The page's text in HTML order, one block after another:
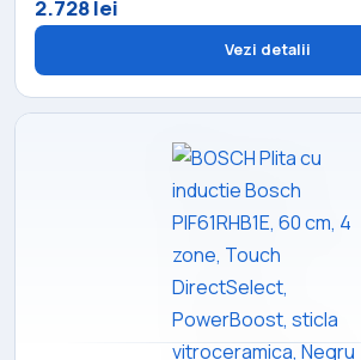
2.728 lei
Vezi detalii